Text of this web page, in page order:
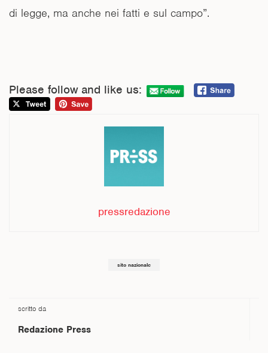
di legge, ma anche nei fatti e sul campo”.
Please follow and like us:
pressredazione
sito nazionale
scritto da
Redazione Press